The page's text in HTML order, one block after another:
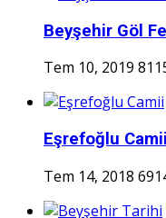
Beyşehir Göl
Tem 10, 2019
Eşrefoğlu Camii
Tem 14, 2018